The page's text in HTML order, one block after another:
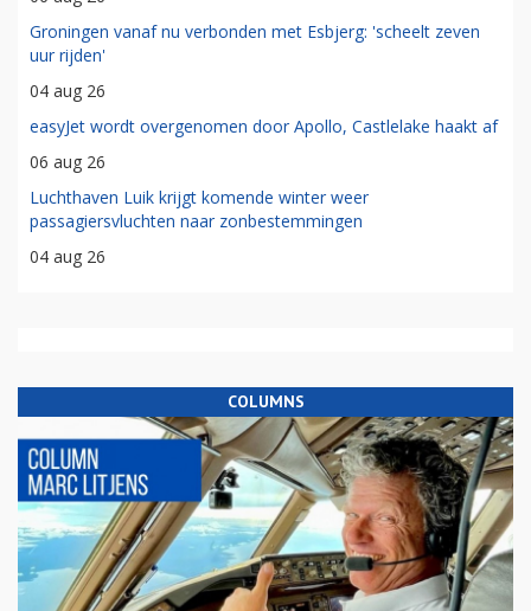
Groningen vanaf nu verbonden met Esbjerg: 'scheelt zeven
uur rijden'
04 aug 26
easyJet wordt overgenomen door Apollo, Castlelake haakt af
06 aug 26
Luchthaven Luik krijgt komende winter weer
passagiersvluchten naar zonbestemmingen
04 aug 26
COLUMNS